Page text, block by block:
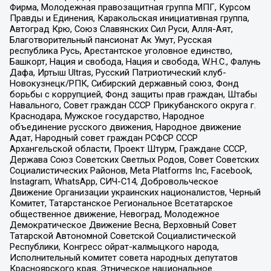
Фирма, Молодежная правозащитная группа МПГ, Курсом
Правды и Единения, Каракольская инициативная группа,
Автоград Крю, Союз Славянских Сил Руси, Алля-Аят,
Благотворительный пансионат Ак Умут, Русская
республика Русь, Арестантское уголовное единство,
Башкорт, Нация и свобода, Нация и свобода, W.H.С., Фалунь
Дафа, Иртыш Ultras, Русский Патриотический клуб-
Новокузнецк/РПК, Сибирский державный союз, Фонд
борьбы с коррупцией, Фонд защиты прав граждан, Штабы
Навального, Совет граждан СССР Прикубанского округа г.
Краснодара, Мужское государство, Народное
объединение русского движения, Народное движение
Адат, Народный совет граждан РСФСР СССР
Архангельской области, Проект Штурм, Граждане СССР,
Держава Союз Советских Светлых Родов, Совет Советских
Социалистических Районов, Meta Platforms Inc, Facebook,
Instagram, WhatsApp, СИЧ-С14, Добровольческое
Движение Организации украинских националистов, Черный
Комитет, Татарстанское Региональное Всетатарское
общественное движение, Невоград, Молодежное
Демократическое Движение Весна, Верховный Совет
Татарской Автономной Советской Социалистической
Республики, Конгресс ойрат-калмыцкого народа,
Исполнительный комитет совета народных депутатов
Красноярского края, Этническое национальное